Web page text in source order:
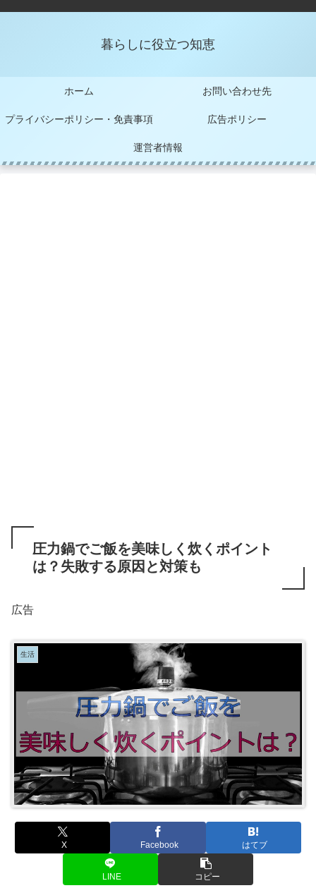
暮らしに役立つ知恵
ホーム お問い合わせ先
プライバシーポリシー・免責事項 広告ポリシー
運営者情報
圧力鍋でご飯を美味しく炊くポイント
は？失敗する原因と対策も
広告
生活
X Facebook はてブ
LINE コピー